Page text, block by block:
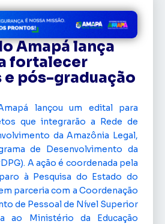
Amapá lança
fortalecer
e pós-graduação
lançou um edital para
que integrarão a Rede de
da Amazônia Legal,
de Desenvolvimento da
A ação é coordenada pela
à Pesquisa do Estado do
parceria com a Coordenação
de Pessoal de Nível Superior
ao Ministério da Educação